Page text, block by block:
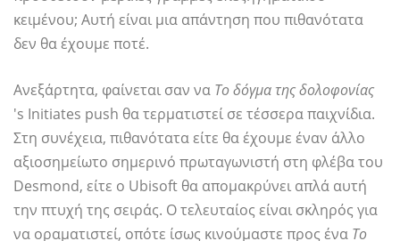
κειμένου; Αυτή είναι μια απάντηση που πιθανότατα
δεν θα έχουμε ποτέ.
Ανεξάρτητα, φαίνεται σαν να Το δόγμα της δολοφονίας
's Initiates push θα τερματιστεί σε τέσσερα παιχνίδια.
Στη συνέχεια, πιθανότατα είτε θα έχουμε έναν άλλο
αξιοσημείωτο σημερινό πρωταγωνιστή στη φλέβα του
Desmond, είτε ο Ubisoft θα απομακρύνει απλά αυτή
την πτυχή της σειράς. Ο τελευταίος είναι σκληρός για
να οραματιστεί, οπότε ίσως κινούμαστε προς ένα Το